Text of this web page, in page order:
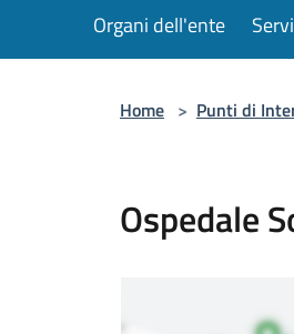
Organi dell'ente
Home > Punti di
Ospedale